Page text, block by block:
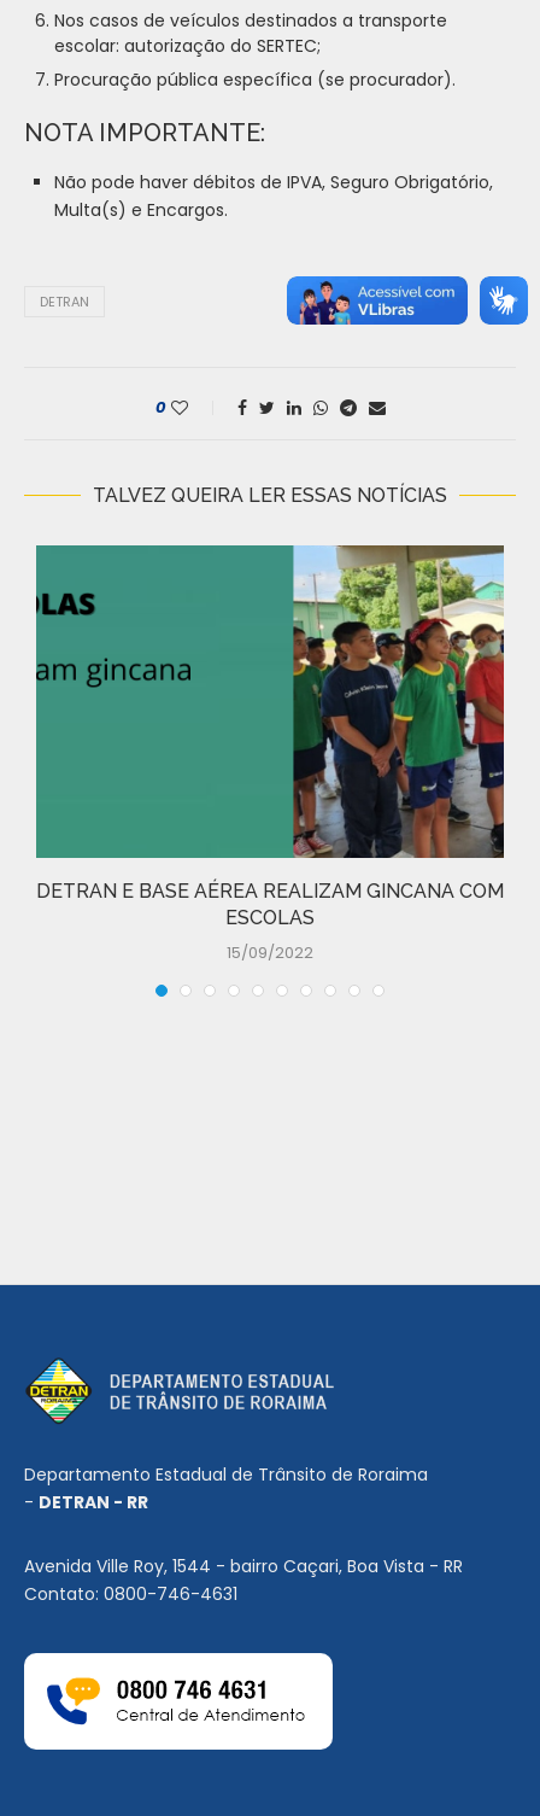
Nos casos de veículos destinados a transporte
escolar: autorização do SERTEC;
Procuração pública específica (se procurador).
NOTA IMPORTANTE:
Não pode haver débitos de IPVA, Seguro Obrigatório,
Multa(s) e Encargos.
DETRAN
0
TALVEZ QUEIRA LER ESSAS NOTÍCIAS
DETRAN E BASE AÉREA REALIZAM GINCANA COM
ESCOLAS
15/09/2022
Departamento Estadual de Trânsito de Roraima
- DETRAN - RR
Avenida Ville Roy, 1544 - bairro Caçari, Boa Vista - RR
Contato: 0800-746-4631